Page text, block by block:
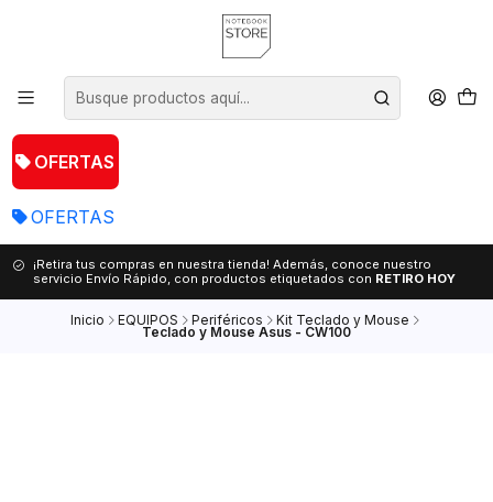
OFERTAS
OFERTAS
¡Retira tus compras en nuestra tienda! Además, conoce nuestro
servicio Envío Rápido, con productos etiquetados con RETIRO HOY
Inicio EQUIPOS Periféricos Kit Teclado y Mouse
Teclado y Mouse Asus - CW100